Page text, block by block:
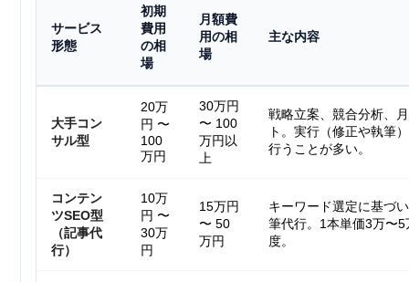
サービス
形態
初期
費用
の相
場
月額費
用の相
場
主な内容
大手コン
サル型
20万
円 〜
100
万円
30万円
〜 100
万円以
上
戦略立案、競合分析、
ト。実行（修正や執筆
行うことが多い。
コンテン
ツSEO型
（記事代
行）
10万
円 〜
30万
円
15万円
〜 50
万円
キーワード選定に基づ
筆代行。1本単価3万〜5
度。